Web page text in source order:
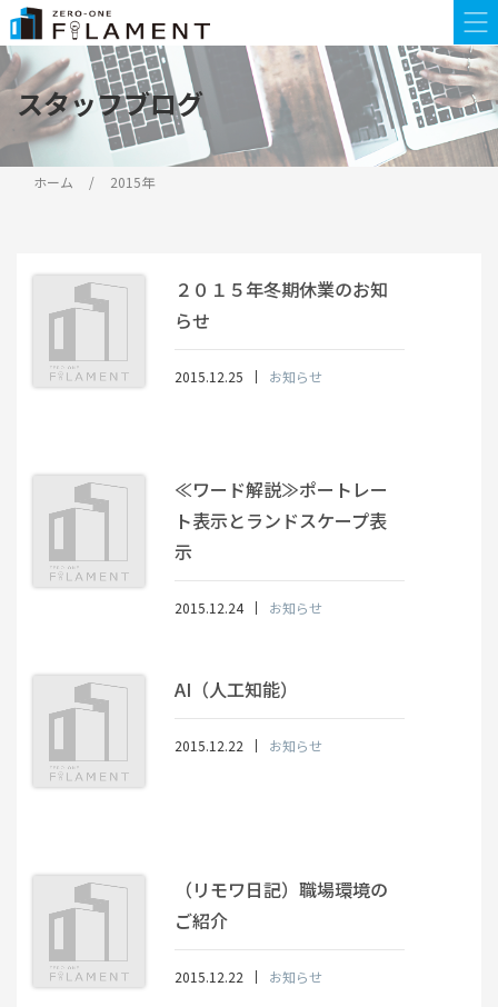
スタッフブログ
ホーム 2015年
２０１５年冬期休業のお知
らせ
2015.12.25 お知らせ
≪ワード解説≫ポートレー
ト表示とランドスケープ表
示
2015.12.24 お知らせ
AI（人工知能）
2015.12.22 お知らせ
（リモワ日記）職場環境の
ご紹介
2015.12.22 お知らせ